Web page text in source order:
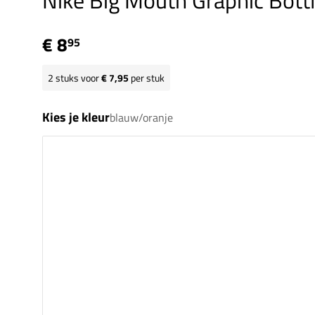
€ 895
2stuks voor€ 7,95 per stuk
Kies je kleurblauw/oranje